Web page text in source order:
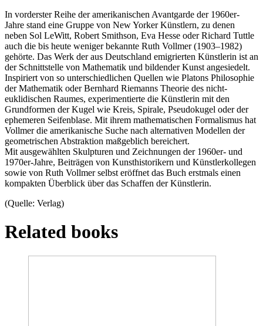
In vorderster Reihe der amerikanischen Avantgarde der 1960er-
Jahre stand eine Gruppe von New Yorker Künstlern, zu denen
neben Sol LeWitt, Robert Smithson, Eva Hesse oder Richard Tuttle
auch die bis heute weniger bekannte Ruth Vollmer (1903–1982)
gehörte. Das Werk der aus Deutschland emigrierten Künstlerin ist an
der Schnittstelle von Mathematik und bildender Kunst angesiedelt.
Inspiriert von so unterschiedlichen Quellen wie Platons Philosophie
der Mathematik oder Bernhard Riemanns Theorie des nicht-
euklidischen Raumes, experimentierte die Künstlerin mit den
Grundformen der Kugel wie Kreis, Spirale, Pseudokugel oder der
ephemeren Seifenblase. Mit ihrem mathematischen Formalismus hat
Vollmer die amerikanische Suche nach alternativen Modellen der
geometrischen Abstraktion maßgeblich bereichert.
Mit ausgewählten Skulpturen und Zeichnungen der 1960er- und
1970er-Jahre, Beiträgen von Kunsthistorikern und Künstlerkollegen
sowie von Ruth Vollmer selbst eröffnet das Buch erstmals einen
kompakten Überblick über das Schaffen der Künstlerin.
(Quelle: Verlag)
Related books